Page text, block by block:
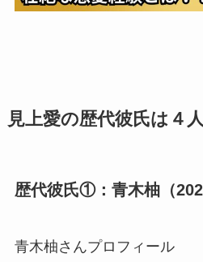
見上愛の歴代彼氏は４人
歴代彼氏①：青木柚（
青木柚さんプロフィール